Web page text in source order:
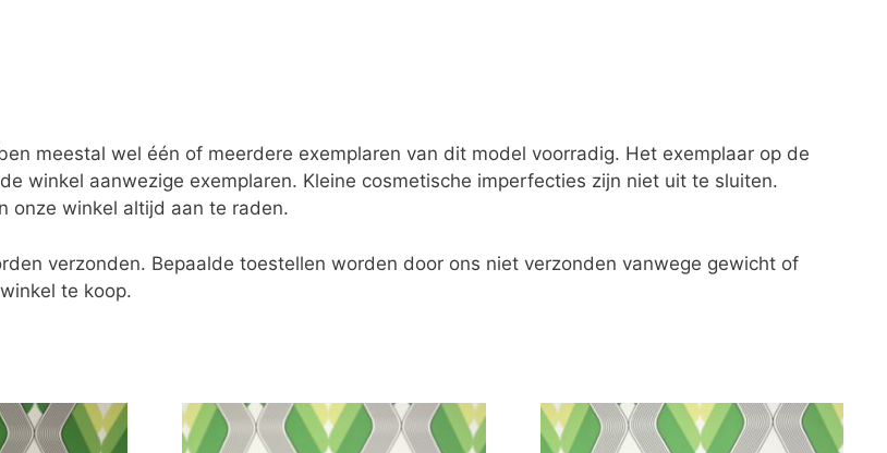
meestal wel één of meerdere exemplaren van dit model voorradig. Het exemplaar op de
winkel aanwezige exemplaren. Kleine cosmetische imperfecties zijn niet uit te sluiten.
onze winkel altijd aan te raden.
verzonden. Bepaalde toestellen worden door ons niet verzonden vanwege gewicht of
te koop.